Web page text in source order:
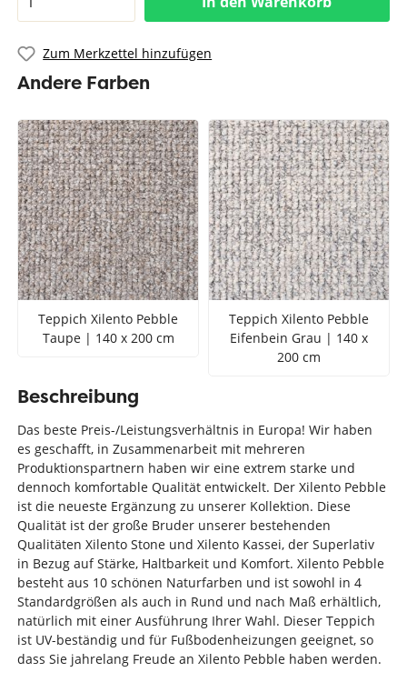
Zum Merkzettel hinzufügen
Andere Farben
Teppich Xilento Pebble
Taupe | 140 x 200 cm
Teppich Xilento Pebble
Eifenbein Grau | 140 x
200 cm
Beschreibung
Das beste Preis-/Leistungsverhältnis in Europa! Wir haben
es geschafft, in Zusammenarbeit mit mehreren
Produktionspartnern haben wir eine extrem starke und
dennoch komfortable Qualität entwickelt. Der Xilento Pebble
ist die neueste Ergänzung zu unserer Kollektion. Diese
Qualität ist der große Bruder unserer bestehenden
Qualitäten Xilento Stone und Xilento Kassei, der Superlativ
in Bezug auf Stärke, Haltbarkeit und Komfort. Xilento Pebble
besteht aus 10 schönen Naturfarben und ist sowohl in 4
Standardgrößen als auch in Rund und nach Maß erhältlich,
natürlich mit einer Ausführung Ihrer Wahl. Dieser Teppich
ist UV-beständig und für Fußbodenheizungen geeignet, so
dass Sie jahrelang Freude an Xilento Pebble haben werden.